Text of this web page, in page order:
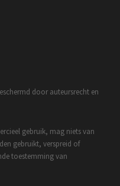
door auteursrecht en
gebruik, mag niets van
gebruikt, verspreid of
toestemming van